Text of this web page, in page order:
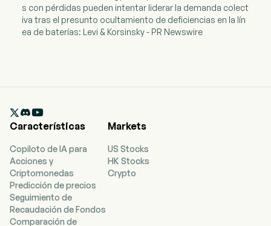
s con pérdidas pueden intentar liderar la demanda colect
iva tras el presunto ocultamiento de deficiencias en la lín
ea de baterías: Levi & Korsinsky - PR Newswire

Características
Copiloto de IA para
Acciones y
Criptomonedas
Predicción de precios
Seguimiento de
Recaudación de Fondos
Comparación de
Markets
US Stocks
HK Stocks
Crypto